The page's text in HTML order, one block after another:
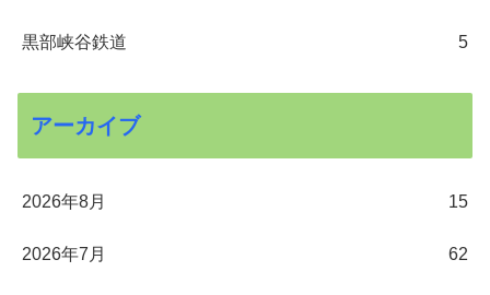
黒部峡谷鉄道 5
アーカイブ
2026年8月 15
2026年7月 62